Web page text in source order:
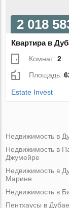
2 018
Квартира в
Комнат:2
Площадь:
Estate Invest
Недвижимость в
Недвижимость в
Джумейре
Недвижимость в
Марине
Недвижимость в
Пентхаусы в Дубае